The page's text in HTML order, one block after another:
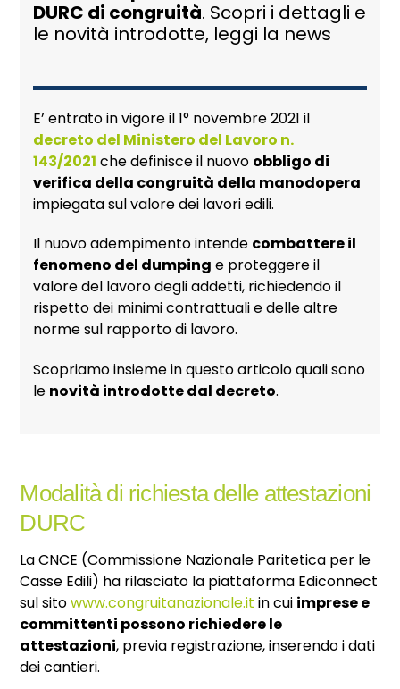
DURC di congruità. Scopri i dettagli e
le novità introdotte, leggi la news
E’ entrato in vigore il 1° novembre 2021 il
decreto del Ministero del Lavoro n.
143/2021 che definisce il nuovo obbligo di
verifica della congruità della manodopera
impiegata sul valore dei lavori edili.
Il nuovo adempimento intende combattere il
fenomeno del dumping e proteggere il
valore del lavoro degli addetti, richiedendo il
rispetto dei minimi contrattuali e delle altre
norme sul rapporto di lavoro.
Scopriamo insieme in questo articolo quali sono
le novità introdotte dal decreto.
Modalità di richiesta delle attestazioni
DURC
La CNCE (Commissione Nazionale Paritetica per le
Casse Edili) ha rilasciato la piattaforma Ediconnect
sul sitowww.congruitanazionale.it in cui imprese e
committenti possono richiedere le
attestazioni, previa registrazione, inserendo i dati
dei cantieri.